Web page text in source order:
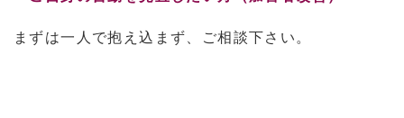
まずは一人で抱え込まず、ご相談下さい。